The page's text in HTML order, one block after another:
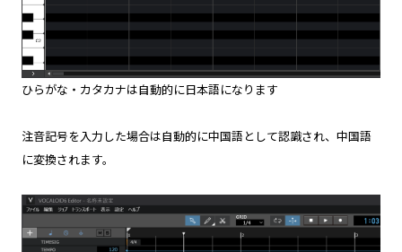
ひらがな・カタカナは自動的に日本語になります
注音記号を入力した場合は自動的に中国語として認識され、中国語
に変換されます。